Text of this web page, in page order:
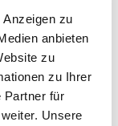
zu
anbieten
zu
zu Ihrer
Partner für
Unsere